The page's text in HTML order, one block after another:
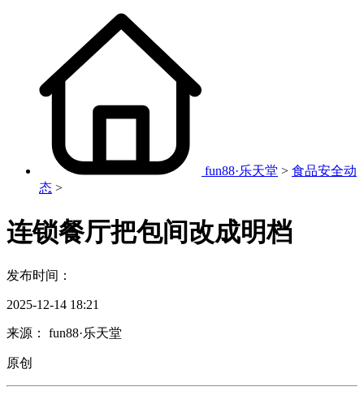
fun88·乐天堂 > 食品安全动
态 >
连锁餐厅把包间改成明档
发布时间：
2025-12-14 18:21
来源： fun88·乐天堂
原创